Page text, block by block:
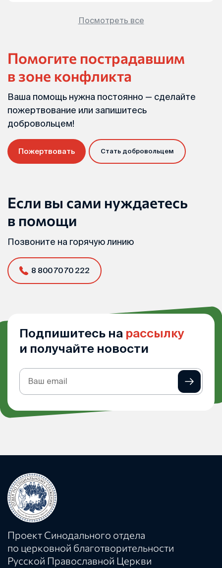
Посмотреть все
Помогите пострадавшим
в зоне конфликта
Ваша помощь нужна постоянно — сделайте
пожертвование или запишитесь
добровольцем!
Пожертвовать Стать добровольцем
Если вы сами нуждаетесь
в помощи
Позвоните на горячую линию
8 800 70 70 222
Подпишитесь на рассылку
и получайте новости
Подписка
Проект Синодального отдела
по церковной благотворительности
Русской Православной Церкви